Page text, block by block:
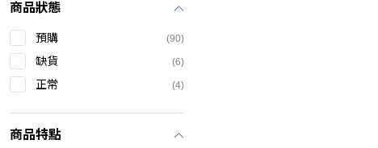
商品狀態
預購 (90)
缺貨 (6)
正常 (4)
商品特點